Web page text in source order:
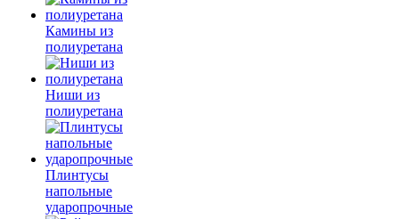
Камины из
полиуретана
Ниши из
полиуретана
Плинтусы
напольные
ударопрочные